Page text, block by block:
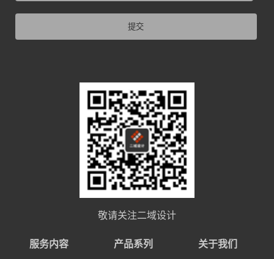
提交
敬请关注二域设计
服务内容 产品系列 关于我们